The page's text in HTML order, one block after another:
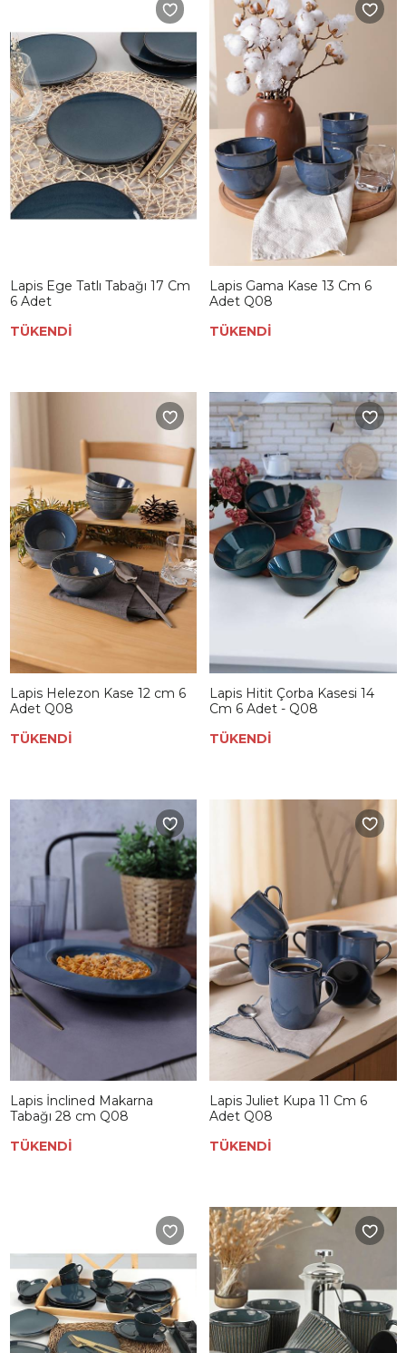
Lapis Ege Tatlı Tabağı 17 Cm
6 Adet
TÜKENDİ
Lapis Gama Kase 13 Cm 6
Adet Q08
TÜKENDİ
Lapis Helezon Kase 12 cm 6
Adet Q08
TÜKENDİ
Lapis Hitit Çorba Kasesi 14
Cm 6 Adet - Q08
TÜKENDİ
Lapis İnclined Makarna
Tabağı 28 cm Q08
TÜKENDİ
Lapis Juliet Kupa 11 Cm 6
Adet Q08
TÜKENDİ